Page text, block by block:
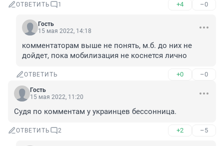
ОТВЕТИТЬ 1 +4 –0
Гость
15 мая 2022, 14:18
комментаторам выше не понять, м.б. до них не
дойдет, пока мобилизация не коснется лично
ОТВЕТИТЬ +0 –0
Гость
15 мая 2022, 11:20
Судя по комментам у украинцев бессонница.
ОТВЕТИТЬ 2 +2 –5